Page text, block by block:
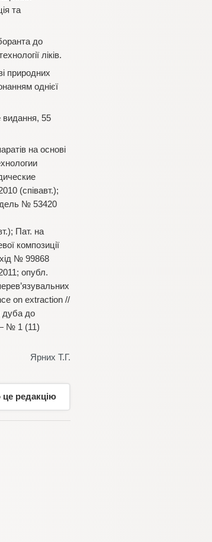
та
до
ліків.
природних
однієї
видання, 55
на основі
(співавт.);
№ 53420
Пат. на
композиції
№ 99868
опубл.
on extraction //
дуба до
— № 1 (11)
Ярних Т.Г.
це редакцію